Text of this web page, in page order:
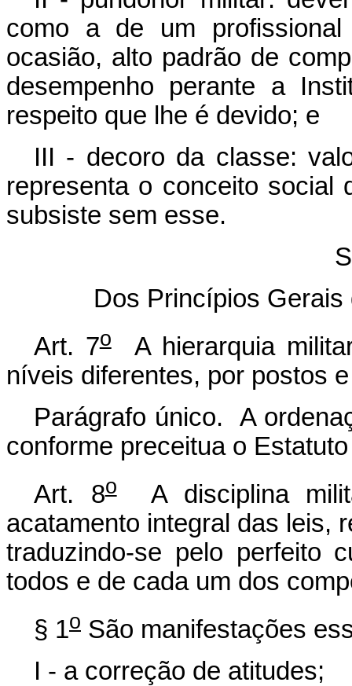
como a de um
ocasião, alto padrão de
desempenho perante a
respeito que lhe é devido; e
III - decoro da classe:
representa o conceito social
subsiste sem esse.
Dos Princípios
Art. 7oA hierarquia
níveis diferentes, por postos
Parágrafo único. A
conforme preceitua o
Art. 8oA disciplina
acatamento integral das leis,
traduzindo-se pelo perfeito
todos e de cada um dos
§ 1o São manifestações
I - a correção de atitudes;